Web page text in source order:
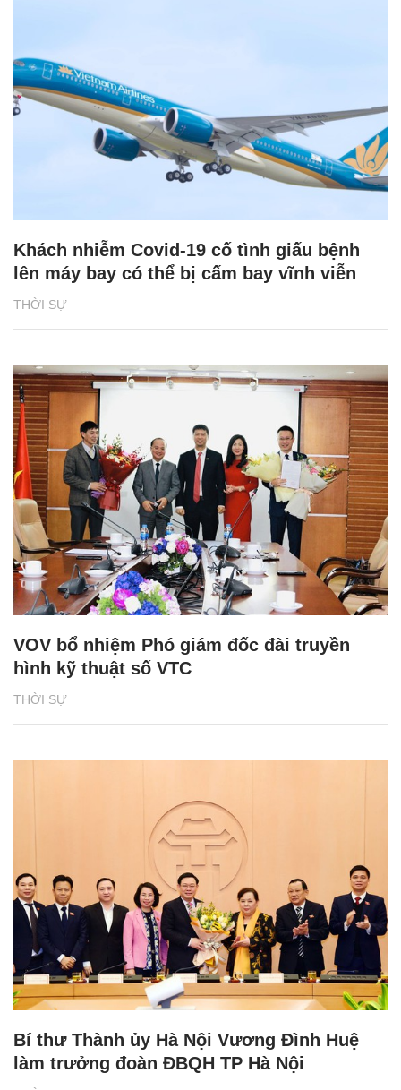
THỜI SỰ
Khách nhiễm Covid-19 cố tình giấu bệnh
lên máy bay có thể bị cấm bay vĩnh viễn
THỜI SỰ
VOV bổ nhiệm Phó giám đốc đài truyền
hình kỹ thuật số VTC
Bí thư Thành ủy Hà Nội Vương Đình Huệ
làm trưởng đoàn ĐBQH TP Hà Nội